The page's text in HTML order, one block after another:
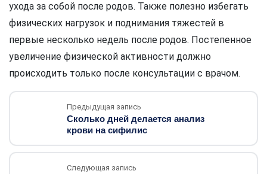
ухода за собой после родов. Также полезно избегать
физических нагрузок и поднимания тяжестей в
первые несколько недель после родов. Постепенное
увеличение физической активности должно
происходить только после консультации с врачом.
Предыдущая запись
Сколько дней делается анализ
крови на сифилис
Следующая запись